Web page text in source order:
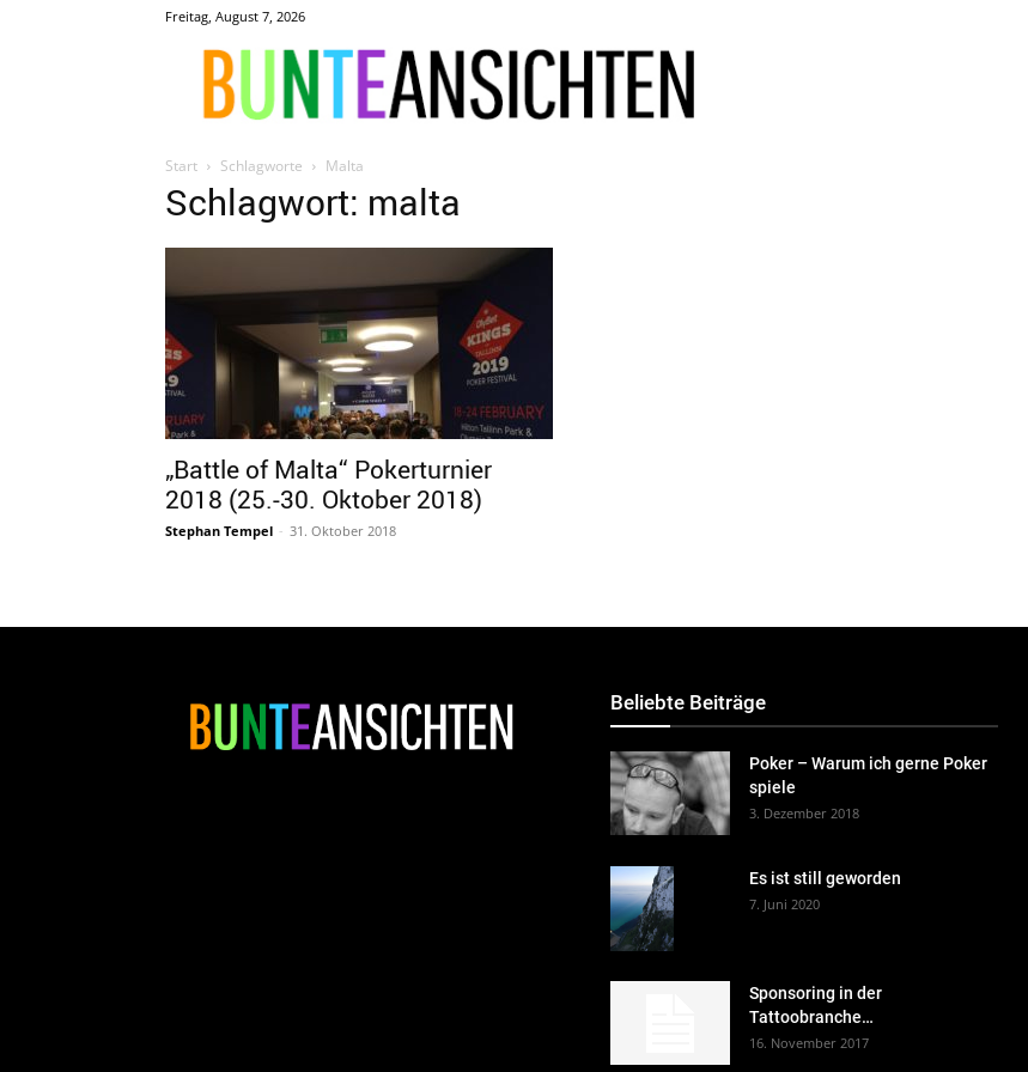
Freitag, August 7, 2026
Start Schlagworte Malta
Schlagwort: malta
„Battle of Malta“ Pokerturnier
2018 (25.-30. Oktober 2018)
Stephan Tempel - 31. Oktober 2018
Beliebte Beiträge
Poker – Warum ich gerne Poker
spiele
3. Dezember 2018
Es ist still geworden
7. Juni 2020
Sponsoring in der
Tattoobranche…
16. November 2017